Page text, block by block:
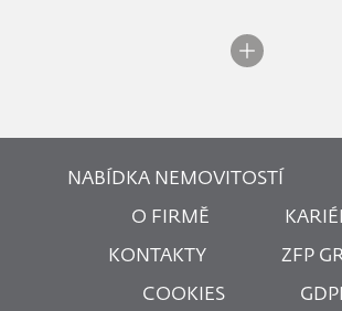
NABÍDKA NEMOVITOSTÍ
O FIRMĚ
KONTAKTY ZFP
COOKIES